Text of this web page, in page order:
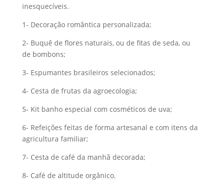
inesquecíveis.
1- Decoração romântica personalizada;
2- Buquê de flores naturais, ou de fitas de seda, ou
de bombons;
3- Espumantes brasileiros selecionados;
4- Cesta de frutas da agroecologia;
5- Kit banho especial com cosméticos de uva;
6- Refeições feitas de forma artesanal e com itens da
agricultura familiar;
7- Cesta de café da manhã decorada;
8- Café de altitude orgânico.